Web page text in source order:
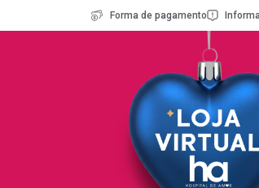
Forma de pagamento